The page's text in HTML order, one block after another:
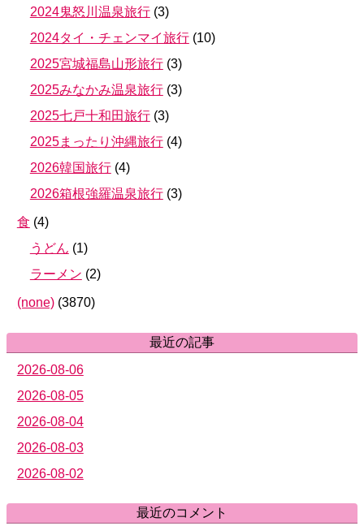
2024鬼怒川温泉旅行 (3)
2024タイ・チェンマイ旅行 (10)
2025宮城福島山形旅行 (3)
2025みなかみ温泉旅行 (3)
2025七戸十和田旅行 (3)
2025まったり沖縄旅行 (4)
2026韓国旅行 (4)
2026箱根強羅温泉旅行 (3)
食 (4)
うどん (1)
ラーメン (2)
(none) (3870)
最近の記事
2026-08-06
2026-08-05
2026-08-04
2026-08-03
2026-08-02
最近のコメント